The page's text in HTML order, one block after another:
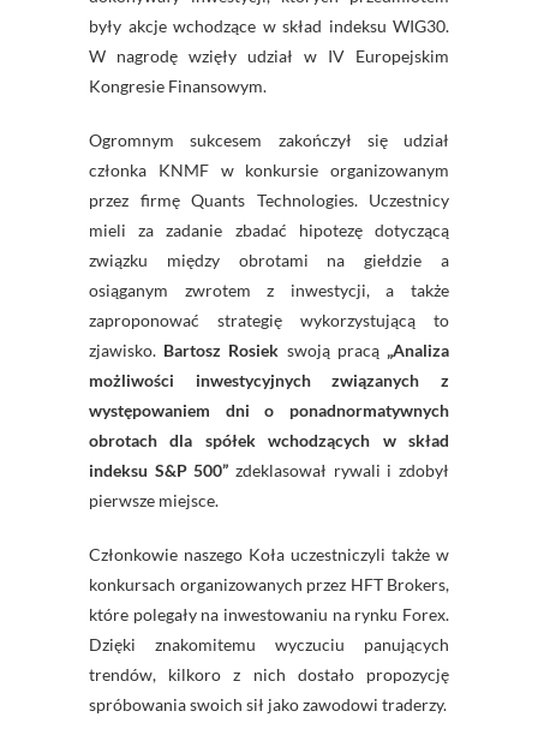
były akcje wchodzące w skład indeksu WIG30.
W nagrodę wzięły udział w IV Europejskim
Kongresie Finansowym.
Ogromnym sukcesem zakończył się udział
członka KNMF w konkursie organizowanym
przez firmę Quants Technologies. Uczestnicy
mieli za zadanie zbadać hipotezę dotyczącą
związku między obrotami na giełdzie a
osiąganym zwrotem z inwestycji, a także
zaproponować strategię wykorzystującą to
zjawisko. Bartosz Rosiek swoją pracą „Analiza
możliwości inwestycyjnych związanych z
występowaniem dni o ponadnormatywnych
obrotach dla spółek wchodzących w skład
indeksu S&P 500” zdeklasował rywali i zdobył
pierwsze miejsce.
Członkowie naszego Koła uczestniczyli także w
konkursach organizowanych przez HFT Brokers,
które polegały na inwestowaniu na rynku Forex.
Dzięki znakomitemu wyczuciu panujących
trendów, kilkoro z nich dostało propozycję
spróbowania swoich sił jako zawodowi traderzy.